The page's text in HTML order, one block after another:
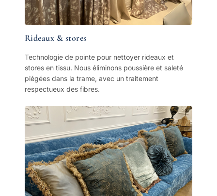
Rideaux & stores
Technologie de pointe pour nettoyer rideaux et
stores en tissu. Nous éliminons poussière et saleté
piégées dans la trame, avec un traitement
respectueux des fibres.